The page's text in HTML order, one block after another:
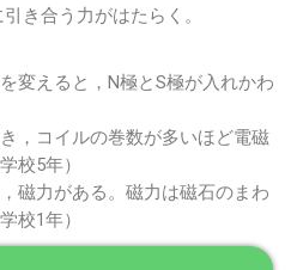
き合う力がはたらく。
えると，N極とS極が入れかわ
コイルの巻数が多いほど電磁
校5年）
力がある。磁力は磁石のまわ
校1年）